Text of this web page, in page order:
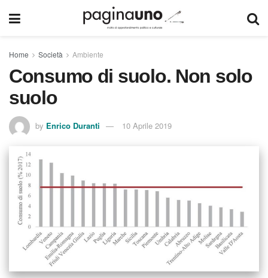
Home Società Ambiente
Consumo di suolo. Non solo
suolo
by Enrico Duranti 10 Aprile 2019